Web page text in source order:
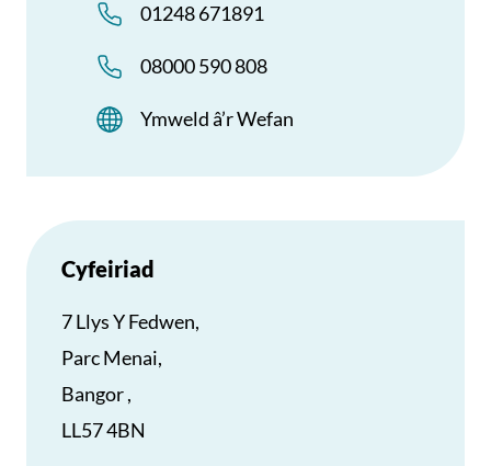
01248 671891
08000 590 808
Ymweld â’r Wefan
Cyfeiriad
7 Llys Y Fedwen,
Parc Menai,
Bangor ,
LL57 4BN